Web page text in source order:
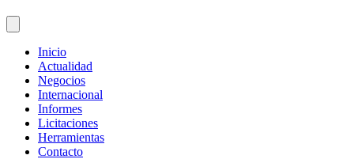
Inicio
Actualidad
Negocios
Internacional
Informes
Licitaciones
Herramientas
Contacto